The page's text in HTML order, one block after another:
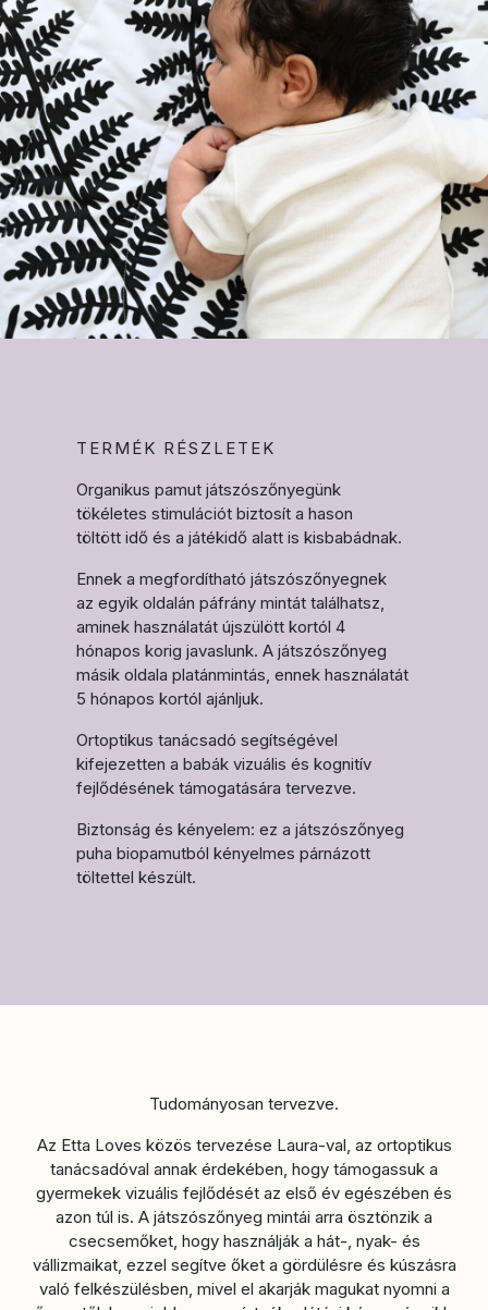
TERMÉK RÉSZLETEK
Organikus pamut játszószőnyegünk
tökéletes stimulációt biztosít a hason
töltött idő és a játékidő alatt is kisbabádnak.
Ennek a megfordítható játszószőnyegnek
az egyik oldalán páfrány mintát találhatsz,
aminek használatát újszülött kortól 4
hónapos korig javaslunk. A játszószőnyeg
másik oldala platánmintás, ennek használatát
5 hónapos kortól ajánljuk.
Ortoptikus tanácsadó segítségével
kifejezetten a babák vizuális és kognitív
fejlődésének támogatására tervezve.
Biztonság és kényelem: ez a játszószőnyeg
puha biopamutból kényelmes párnázott
töltettel készült.
Tudományosan tervezve.
Az Etta Loves közös tervezése Laura-val, az ortoptikus
tanácsadóval annak érdekében, hogy támogassuk a
gyermekek vizuális fejlődését az első év egészében és
azon túl is. A játszószőnyeg mintái arra ösztönzik a
csecsemőket, hogy használják a hát-, nyak- és
vállizmaikat, ezzel segítve őket a gördülésre és kúszásra
való felkészülésben, mivel el akarják magukat nyomni a